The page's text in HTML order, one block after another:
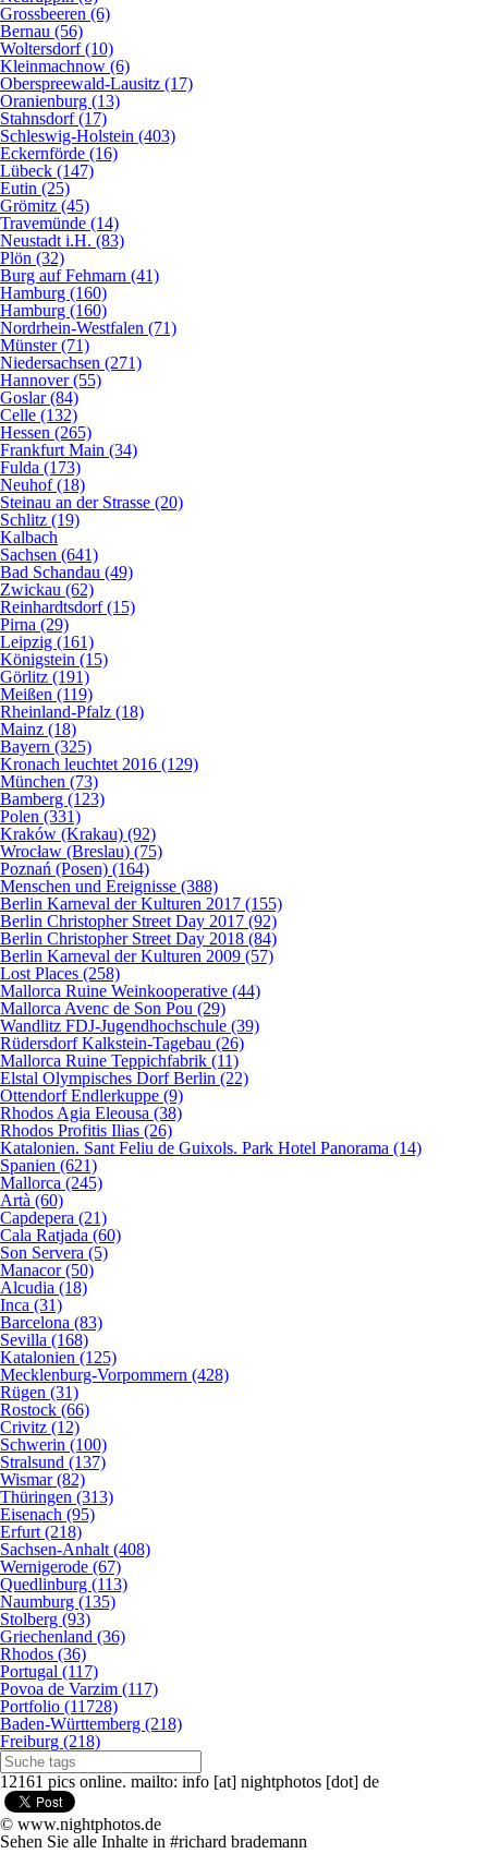
Grossbeeren (6)
Bernau (56)
Woltersdorf (10)
Kleinmachnow (6)
Oberspreewald-Lausitz (17)
Oranienburg (13)
Stahnsdorf (17)
Schleswig-Holstein (403)
Eckernförde (16)
Lübeck (147)
Eutin (25)
Grömitz (45)
Travemünde (14)
Neustadt i.H. (83)
Plön (32)
Burg auf Fehmarn (41)
Hamburg (160)
Hamburg (160)
Nordrhein-Westfalen (71)
Münster (71)
Niedersachsen (271)
Hannover (55)
Goslar (84)
Celle (132)
Hessen (265)
Frankfurt Main (34)
Fulda (173)
Neuhof (18)
Steinau an der Strasse (20)
Schlitz (19)
Kalbach
Sachsen (641)
Bad Schandau (49)
Zwickau (62)
Reinhardtsdorf (15)
Pirna (29)
Leipzig (161)
Königstein (15)
Görlitz (191)
Meißen (119)
Rheinland-Pfalz (18)
Mainz (18)
Bayern (325)
Kronach leuchtet 2016 (129)
München (73)
Bamberg (123)
Polen (331)
Kraków (Krakau) (92)
Wrocław (Breslau) (75)
Poznań (Posen) (164)
Menschen und Ereignisse (388)
Berlin Karneval der Kulturen 2017 (155)
Berlin Christopher Street Day 2017 (92)
Berlin Christopher Street Day 2018 (84)
Berlin Karneval der Kulturen 2009 (57)
Lost Places (258)
Mallorca Ruine Weinkooperative (44)
Mallorca Avenc de Son Pou (29)
Wandlitz FDJ-Jugendhochschule (39)
Rüdersdorf Kalkstein-Tagebau (26)
Mallorca Ruine Teppichfabrik (11)
Elstal Olympisches Dorf Berlin (22)
Ottendorf Endlerkuppe (9)
Rhodos Agia Eleousa (38)
Rhodos Profitis Ilias (26)
Katalonien. Sant Feliu de Guixols. Park Hotel Panorama (14)
Spanien (621)
Mallorca (245)
Artà (60)
Capdepera (21)
Cala Ratjada (60)
Son Servera (5)
Manacor (50)
Alcudia (18)
Inca (31)
Barcelona (83)
Sevilla (168)
Katalonien (125)
Mecklenburg-Vorpommern (428)
Rügen (31)
Rostock (66)
Crivitz (12)
Schwerin (100)
Stralsund (137)
Wismar (82)
Thüringen (313)
Eisenach (95)
Erfurt (218)
Sachsen-Anhalt (408)
Wernigerode (67)
Quedlinburg (113)
Naumburg (135)
Stolberg (93)
Griechenland (36)
Rhodos (36)
Portugal (117)
Povoa de Varzim (117)
Portfolio (11728)
Baden-Württemberg (218)
Freiburg (218)
12161 pics online. mailto: info [at] nightphotos [dot] de
© www.nightphotos.de
Sehen Sie alle Inhalte in #richard brademann